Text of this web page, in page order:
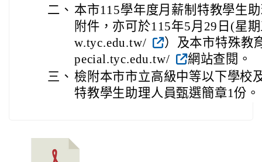
二、 本市115學年度月薪制特教學生
附件，亦可於115年5月29日(星
w.tyc.edu.tw/
）及本市特殊教
pecial.tyc.edu.tw/
網站查閱。
三、 檢附本市市立高級中等以下學校
特教學生助理人員甄選簡章1份。